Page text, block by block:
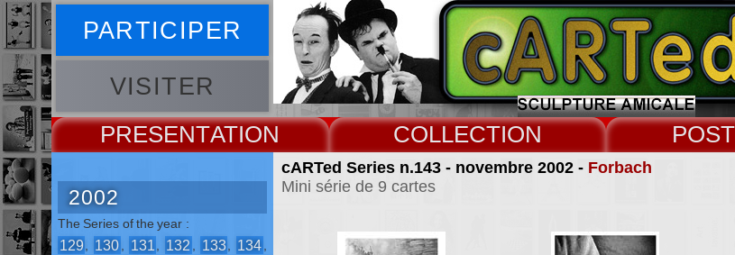
PARTICIPER
VISITER
PRESENT COLLECT
cARTed Series n.143 - novembre 2002 - Forbach
Mini série de 9 cartes
2002
The Series of the year :
129, 130, 131 , 132 , 133, 134,